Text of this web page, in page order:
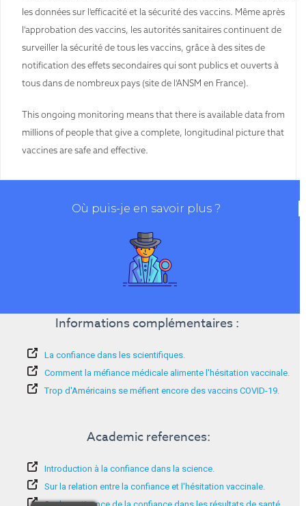
les données sur l'efficacité et la sécurité des vaccins. Même après
l'approbation des vaccins, les autorités sanitaires continuent de
surveiller la sécurité de tous les vaccins, grâce à des sites de
notification des effets secondaires qui sont publics et ouverts à
tous dans de nombreux pays (site de l'ANSM en France).
This ongoing monitoring means that there is available data from
millions of people that give a complete, longitudinal picture that
vaccines are safe and effective.
Où puis-je en savoir plus ?
Informations complémentaires :
La confiance dans les scientifiques.
Comment la méfiance médicale alimente l'hésitation vaccinale.
Trop d'Américains se méfient encore des vaccins COVID-19.
Academic references:
Introduction à la confiance dans la science.
Sur la relation entre la confiance et l'hésitation vaccinale.